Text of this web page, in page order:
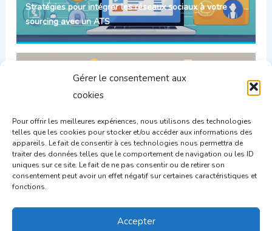
Gérer le consentement aux
cookies
Pour offrir les meilleures expériences, nous utilisons des technologies
telles que les cookies pour stocker et/ou accéder aux informations des
appareils. Le fait de consentir à ces technologies nous permettra de
traiter des données telles que le comportement de navigation ou les ID
uniques sur ce site. Le fait de ne pas consentir ou de retirer son
consentement peut avoir un effet négatif sur certaines caractéristiques et
fonctions.
Accepter
Stratégies pour intégrer les réseaux sociaux à votre
sourcing avec un ATS
Techniques de recherche booléenne dans votre logiciel